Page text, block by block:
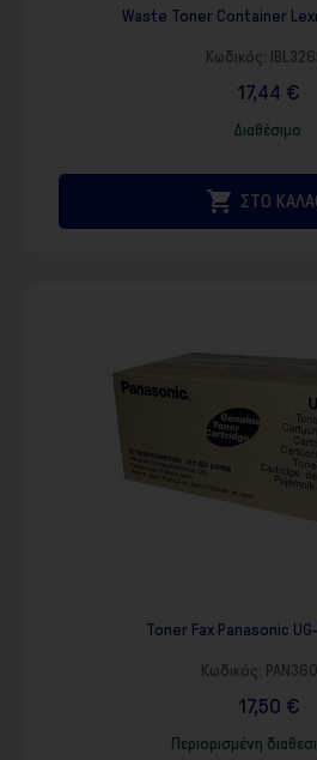
Waste Toner Container
Κωδικός:
17,44 €
Διαθέσιμο
 ΣΤΟ
Toner Fax Panasonic
Κωδικός:
17,50 €
Περιορισμένη